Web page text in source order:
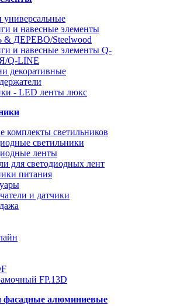
универсальные
и навесные элементы
ДЕРЕВО/Steelwood
и навесные элементы Q-
Q-LINE
декоративные
комплекты светильников
светильники
ленты
для светодиодных лент
питания
и датчики
фасадные алюминиевые